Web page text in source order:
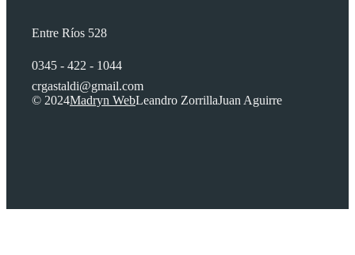
Entre Ríos 528
0345 - 422 - 1044
crgastaldi@gmail.com
© 2024Madryn WebLeandro ZorrillaJuan Aguirre